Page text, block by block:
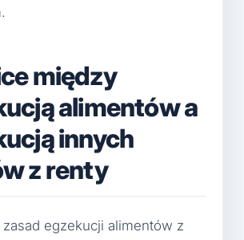
między
alimentów a
innych
z renty
egzekucji alimentów z